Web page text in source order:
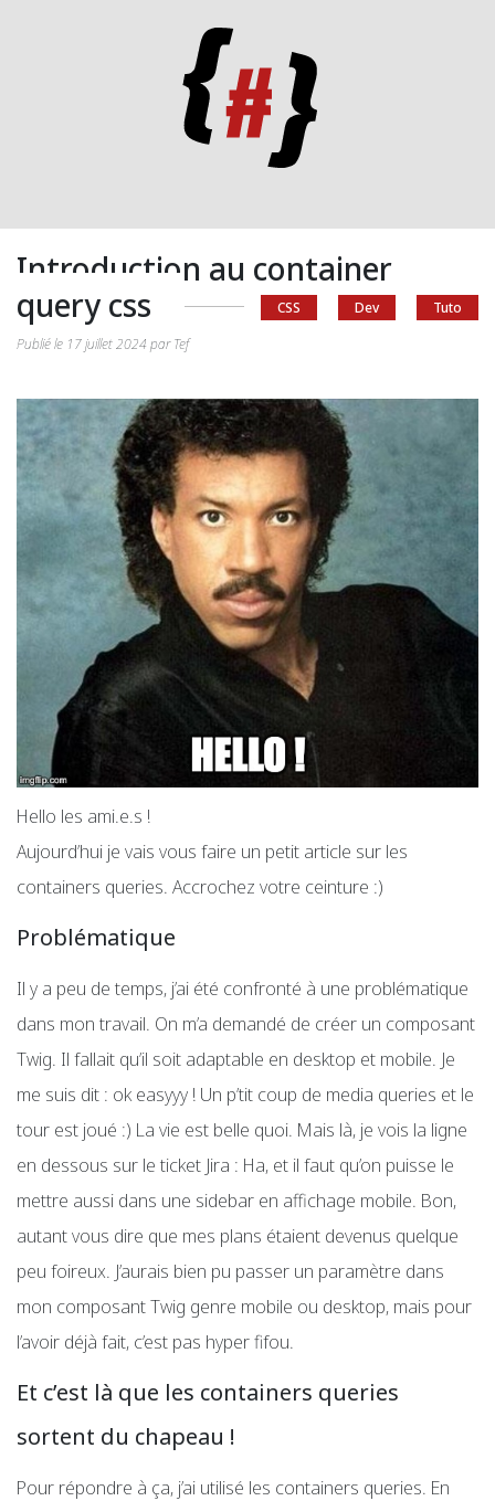
Introduction au container
query css
CSS Dev
Tuto
Publié le 17 juillet 2024 par Tef
Hello les ami.e.s !
Aujourd’hui je vais vous faire un petit article sur les
containers queries. Accrochez votre ceinture :)
Problématique
Il y a peu de temps, j’ai été confronté à une problématique
dans mon travail. On m’a demandé de créer un composant
Twig. Il fallait qu’il soit adaptable en desktop et mobile. Je
me suis dit : ok easyyy ! Un p’tit coup de media queries et le
tour est joué :) La vie est belle quoi. Mais là, je vois la ligne
en dessous sur le ticket Jira : Ha, et il faut qu’on puisse le
mettre aussi dans une sidebar en affichage mobile. Bon,
autant vous dire que mes plans étaient devenus quelque
peu foireux. J’aurais bien pu passer un paramètre dans
mon composant Twig genre mobile ou desktop, mais pour
l’avoir déjà fait, c’est pas hyper fifou.
Et c’est là que les containers queries
sortent du chapeau !
Pour répondre à ça, j’ai utilisé les containers queries. En